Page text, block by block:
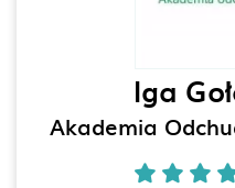
Iga
Akademia